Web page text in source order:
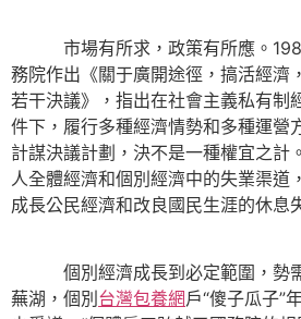
市場有所求，政策有所應。1981
務院作出《關于廣開途徑，搞活經濟
若干決議》，指出在社會主義私有制
件下，履行多種經濟情勢和多種運營
計謀決議計劃，決不是一種權宜之計
人全體經濟和個別經濟中的失業渠道
成長公民經濟和改良國民生涯的休息
個別經濟成長到必定範圍，勢需
蕪湖，個別 台灣包養網戶“傻子瓜子”